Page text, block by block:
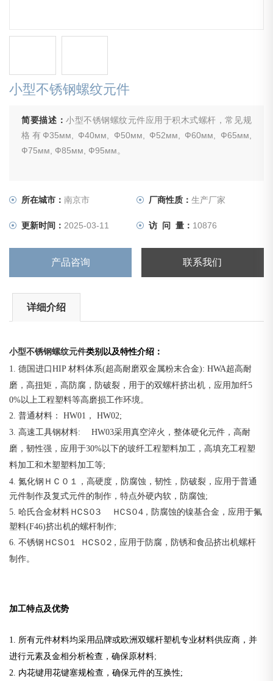
小型不锈钢螺纹元件
简要描述：小型不锈钢螺纹元件应用于积木式螺杆，常见规
格有Ф35мм, Ф40мм, Ф50мм, Ф52мм, Ф60мм, Ф65мм,
Ф75мм, Ф85мм, Ф95мм。
所在城市：南京市 厂商性质： 生产厂家
更新时间：2025-03-11 访 问 量： 10876
产品咨询 联系我们
详细介绍
小型不锈钢螺纹元件类别以及特性介绍 ：
1. 德国进口HIP 材料体系(超高耐磨双金属粉末合金): HWA超高耐
磨，高扭矩，高防腐，防破裂，用于的双螺杆挤出机，应用加纤5
0%以上工程塑料等高磨损工作环境。
2. 普通材料： HW01， HW02;
3. 高速工具钢材料: HW03采用真空淬火，整体硬化元件，高耐
磨，韧性强，应用于30%以下的玻纤工程塑料加工，高填充工程塑
料加工和木塑塑料加工等;
4. 氮化钢ＨＣ０１，高硬度，防腐蚀，韧性，防破裂，应用于普通
元件制作及复式元件的制作，特点外硬内软，防腐蚀;
5. 哈氏合金材料 ＨＣＳ０３ ＨＣＳ０４， 防腐蚀的镍基合金，应用于氟
塑料(F46)挤出机的螺杆制作;
6. 不锈钢 ＨＣＳ０１ ＨＣＳ０２，应用于防腐，防锈和食品挤出机螺杆
制作。
加工特点及优势
1. 所有元件材料均采用品牌或欧洲双螺杆塑机专业材料供应商，并
进行元素及金相分析检查，确保原材料;
2. 内花键用花键塞规检查，确保元件的互换性;